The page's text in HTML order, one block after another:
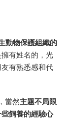
動物保護組織的
有姓名的，光
有熟悉感和代
當然主題不局限
飼養的經驗心